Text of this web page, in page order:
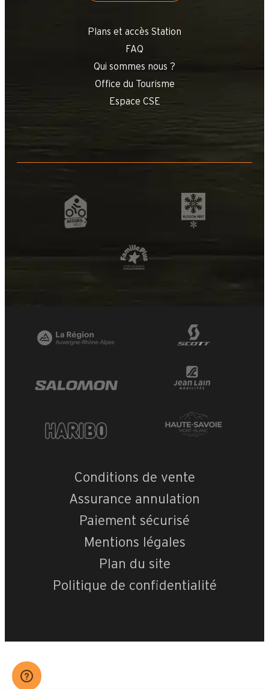
Plans et accès Station
FAQ
Qui sommes nous ?
Office du Tourisme
Espace CSE
Conditions de vente
Assurance annulation
Paiement sécurisé
Mentions légales
Plan du site
Politique de confidentialité